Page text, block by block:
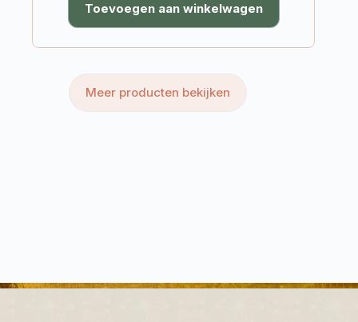
Toevoegen aan winkelwagen
Meer producten bekijken